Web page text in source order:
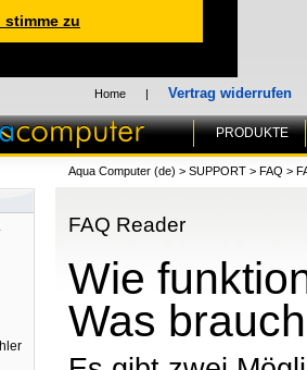
stimme zu
Home | Vertrag widerrufen
PRODUKTE
Aqua Computer (de) > SUPPORT > FAQ >
FAQ Reader
Wie
Was